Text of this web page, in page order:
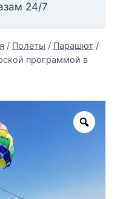
24/7
/ Полеты / Парашют /
программой в
Zoom